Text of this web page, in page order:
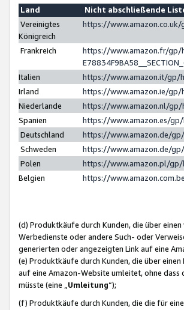
Land
Nicht abschließende
Vereinigtes
Königreich
https://
Frankreich
https://www.amazon.fr/gp/
Italien
https://www.amazon.it/gp/
Irland
https://www.amazon.ie/gp/
Niederlande
https://www.amazon.nl/
Spanien
https://www.amazon.es/
Deutschland
https://www.amazon.de/
Schweden
https://www.amazon.de/
Polen
https://www.amazon.pl/
Belgien
https://
(d) Produktkäufe durch Kunden, die über
Werbedienste oder andere Such- oder
generierten oder angezeigten Link auf eine
(e) Produktkäufe durch Kunden, die über
auf eine Amazon-Website umleitet, ohne
müsste (eine „ Umleitung“);
(f) Produktkäufe durch Kunden, die die für